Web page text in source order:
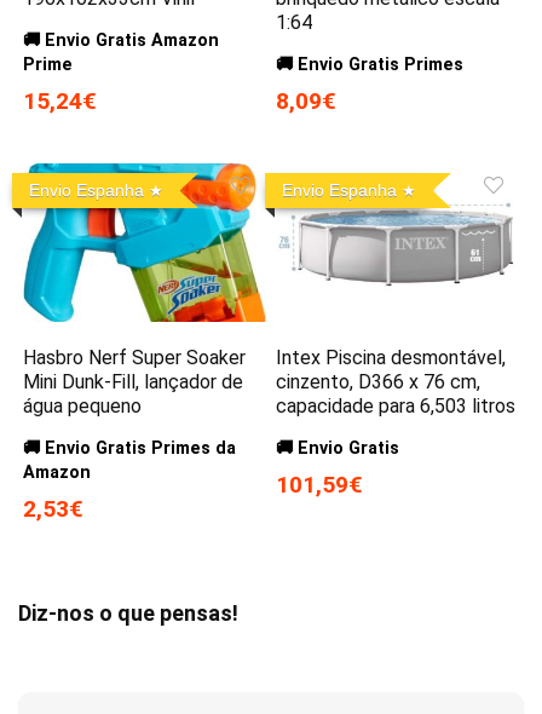
🚚 Envio Gratis Amazon
Prime
15,24€
1:64
🚚 Envio Gratis Primes
8,09€
Envio Espanha
Hasbro Nerf Super Soaker
Mini Dunk-Fill, lançador de
água pequeno
🚚 Envio Gratis Primes da
Amazon
2,53€
Envio Espanha
Intex Piscina desmontável,
cinzento, D366 x 76 cm,
capacidade para 6,503 litros
🚚 Envio Gratis
101,59€
Diz-nos o que pensas!